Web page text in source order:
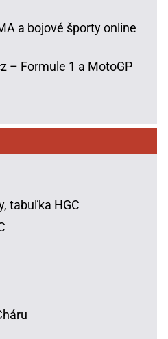
a bojové športy online
– Formule 1 a MotoGP
tabuľka HGC